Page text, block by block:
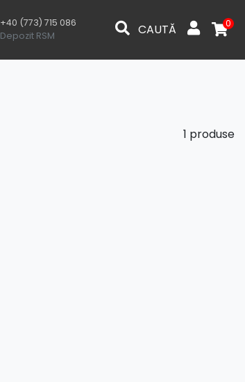
+40 (773) 715 086
Depozit RSM
CAUTĂ 0
1 produse